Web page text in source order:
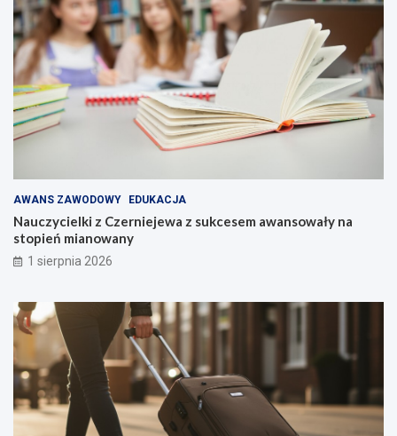
AWANS ZAWODOWY EDUKACJA
Nauczycielki z Czerniejewa z sukcesem awansowały na
stopień mianowany
1 sierpnia 2026